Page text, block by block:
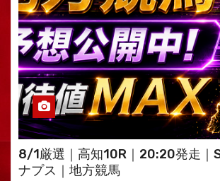
8/1厳選｜高知10R｜20:20発走｜
ナプス｜地方競馬